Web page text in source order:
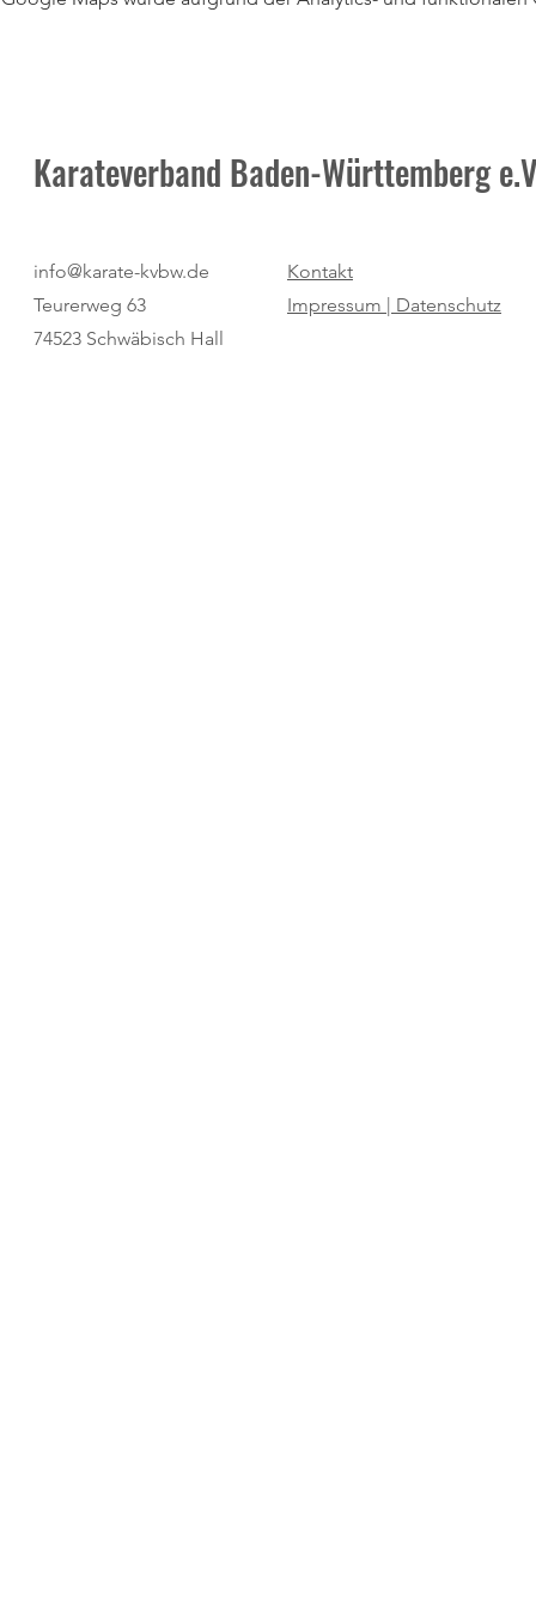
Karateverband Baden-Württemberg
info@karate-kvbw.de
Teurerweg 63
74523 Schwäbisch Hall
Kontakt
Impressum | Datenschutz